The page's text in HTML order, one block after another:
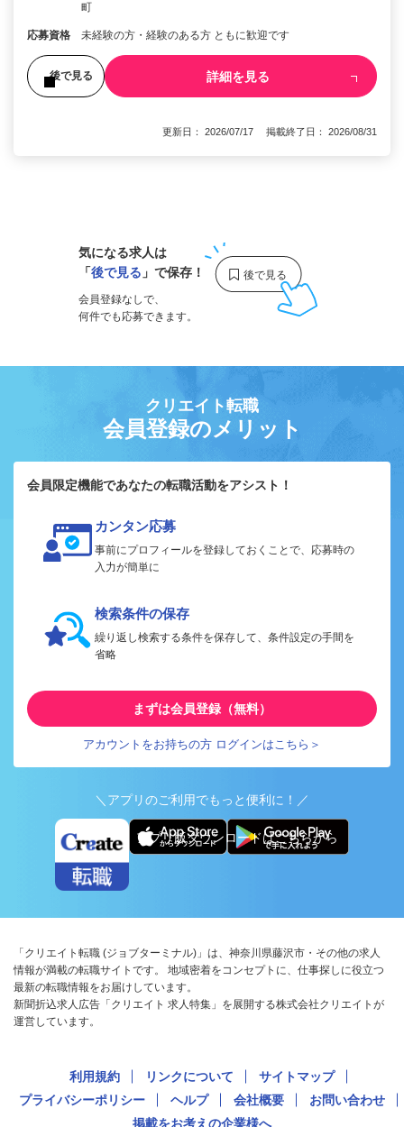
町
応募資格 未経験の方・経験のある方 ともに歓迎です
後で見る 詳細を見る
更新日： 2026/07/17 掲載終了日： 2026/08/31
気になる求人は
「後で見る 」で保存！
会員登録なしで、
何件でも応募できます。
クリエイト転職
会員登録のメリット
会員限定機能であなたの転職活動をアシスト！
カンタン応募
事前にプロフィールを登録しておくことで、応募時の
入力が簡単に
検索条件の保存
繰り返し検索する条件を保存して、条件設定の手間を
省略
まずは会員登録（無料）
アカウントをお持ちの方 ログインはこちら＞
＼アプリのご利用でもっと便利に！／
アプリ版ダウンロードはこちらから
「クリエイト転職 (ジョブターミナル)」は、神奈川県藤沢市・その他の求人
情報が満載の転職サイトです。 地域密着をコンセプトに、仕事探しに役立つ
最新の転職情報をお届けしています。
新聞折込求人広告「クリエイト 求人特集」を展開する株式会社クリエイトが
運営しています。
利用規約 リンクについて
サイトマップ
プライバシーポリシー
ヘルプ 会社概要
お問い合わせ
掲載をお考えの企業様へ